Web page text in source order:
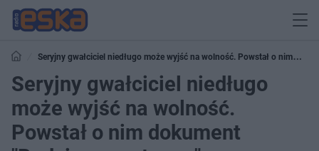
Seryjny gwałciciel niedługo może wyjść na wolność. Powstał o nim
dokument "Będziesz następna"
Seryjny gwałciciel niedługo
może wyjść na wolność.
Powstał o nim dokument